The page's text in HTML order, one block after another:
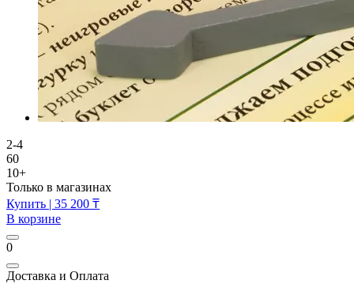
2-4
60
10+
Только в магазинах
Купить | 35 200 ₸
В корзине
0
Доставка и Оплата